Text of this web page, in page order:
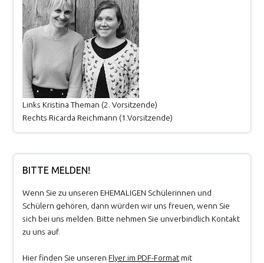
Links Kristina Theman (2. Vorsitzende)
Rechts Ricarda Reichmann (1.Vorsitzende)
BITTE MELDEN!
Wenn Sie zu unseren EHEMALIGEN Schülerinnen und
Schülern gehören, dann würden wir uns freuen, wenn Sie
sich bei uns melden. Bitte nehmen Sie unverbindlich Kontakt
zu uns auf.
Hier finden Sie unseren Flyer im PDF-Format mit